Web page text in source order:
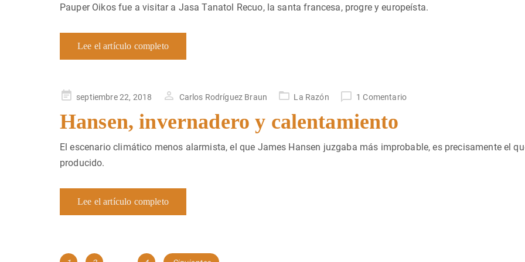
Pauper Oikos fue a visitar a Jasa Tanatol Recuo, la santa francesa, progre y europeísta.
Lee el artículo completo
Publicado
septiembre 22, 2018 Carlos Rodríguez Braun La Razón 1 Comentario
Hansen, invernadero y calentamiento
El escenario climático menos alarmista, el que James Hansen juzgaba más improbable, es precisamente el
producido.
Lee el artículo completo